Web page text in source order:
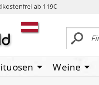
ab 119€
Weine